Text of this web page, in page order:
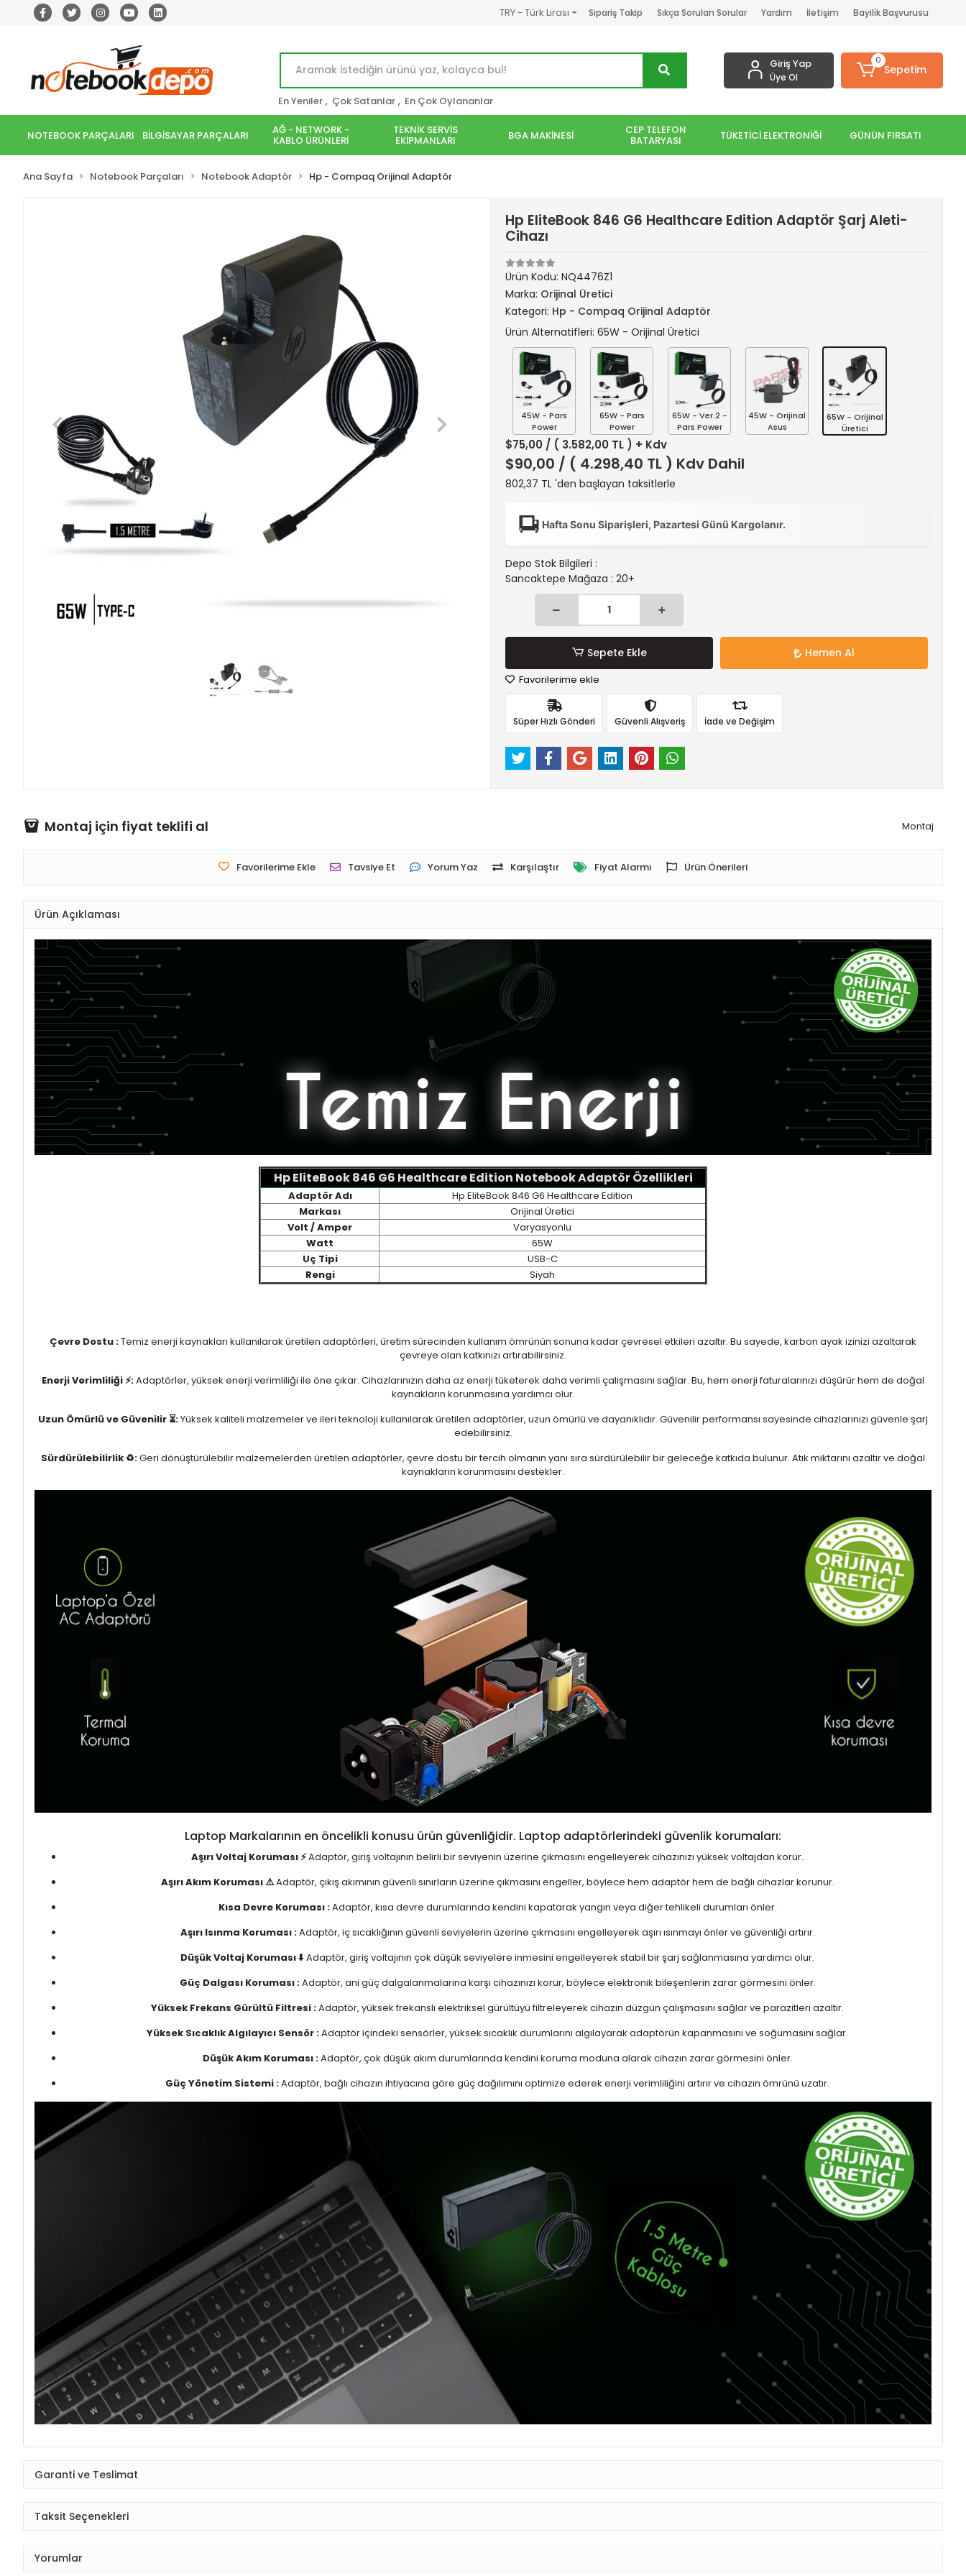
TRY - Türk Lirası Sipariş Takip Sıkça Sorulan Sorular Yardım İletişim Bayilik Başvurusu
En Yeniler , Çok Satanlar , En Çok Oylananlar
Giriş Yap
Üye Ol
0
Sepetim
NOTEBOOK PARÇALARI BİLGİSAYAR PARÇALARI AĞ - NETWORK -
KABLO ÜRÜNLERİ
TEKNİK SERVİS
EKİPMANLARI BGA MAKİNESİ CEP TELEFON
BATARYASI TÜKETİCİ ELEKTRONİĞİ GÜNÜN FIRSATI
Ana Sayfa Notebook Parçaları Notebook Adaptör Hp - Compaq Orijinal Adaptör
Hp EliteBook 846 G6 Healthcare Edition Adaptör Şarj Aleti-
Cihazı
Ürün Kodu: NQ4476Z1
Marka: Orijinal Üretici
Kategori: Hp - Compaq Orijinal Adaptör
Ürün Alternatifleri: 65W - Orijinal Üretici
45W - Pars
Power
65W - Pars
Power
65W - Ver.2 -
Pars Power
45W - Orijinal
Asus
65W - Orijinal
Üretici
$75,00 / ( 3.582,00 TL ) + Kdv
$90,00 / ( 4.298,40 TL ) Kdv Dahil
802,37 TL 'den başlayan taksitlerle
Hafta Sonu Siparişleri, Pazartesi Günü Kargolanır.
Depo Stok Bilgileri :
Sancaktepe Mağaza : 20+
Sepete Ekle Hemen Al
Favorilerime ekle
Süper Hızlı Gönderi Güvenli Alışveriş İade ve Değişim
Montaj için fiyat teklifi al Montaj
Favorilerime Ekle Tavsiye Et Yorum Yaz Karşılaştır Fiyat Alarmı Ürün Önerileri
Ürün Açıklaması
Hp EliteBook 846 G6 Healthcare Edition Notebook Adaptör Özellikleri
Adaptör Adı
Hp EliteBook 846 G6 Healthcare Edition
Markası
Orijinal Üretici
Volt / Amper
Varyasyonlu
Watt
65W
Uç Tipi
USB-C
Rengi
Siyah
Çevre Dostu :Temiz enerji kaynakları kullanılarak üretilen adaptörleri, üretim sürecinden kullanım ömrünün sonuna kadar çevresel etkileri azaltır. Bu sayede, karbon ayak izinizi azaltarak
çevreye olan katkınızı artırabilirsiniz.
Enerji Verimliliği ⚡:Adaptörler, yüksek enerji verimliliği ile öne çıkar. Cihazlarınızın daha az enerji tüketerek daha verimli çalışmasını sağlar. Bu, hem enerji faturalarınızı düşürür hem de doğal
kaynakların korunmasına yardımcı olur.
Uzun Ömürlü ve Güvenilir ⏳:Yüksek kaliteli malzemeler ve ileri teknoloji kullanılarak üretilen adaptörler, uzun ömürlü ve dayanıklıdır. Güvenilir performansı sayesinde cihazlarınızı güvenle şarj
edebilirsiniz.
Sürdürülebilirlik ♻️:Geri dönüştürülebilir malzemelerden üretilen adaptörler, çevre dostu bir tercih olmanın yanı sıra sürdürülebilir bir geleceğe katkıda bulunur. Atık miktarını azaltır ve doğal
kaynakların korunmasını destekler.
Laptop Markalarının en öncelikli konusu ürün güvenliğidir. Laptop adaptörlerindeki güvenlik korumaları:
Aşırı Voltaj Koruması ⚡Adaptör, giriş voltajının belirli bir seviyenin üzerine çıkmasını engelleyerek cihazınızı yüksek voltajdan korur.
Aşırı Akım Koruması ⚠️Adaptör, çıkış akımının güvenli sınırların üzerine çıkmasını engeller, böylece hem adaptör hem de bağlı cihazlar korunur.
Kısa Devre Koruması :Adaptör, kısa devre durumlarında kendini kapatarak yangın veya diğer tehlikeli durumları önler.
Aşırı Isınma Koruması :Adaptör, iç sıcaklığının güvenli seviyelerin üzerine çıkmasını engelleyerek aşırı ısınmayı önler ve güvenliği artırır.
Düşük Voltaj Koruması ⬇️Adaptör, giriş voltajının çok düşük seviyelere inmesini engelleyerek stabil bir şarj sağlanmasına yardımcı olur.
Güç Dalgası Koruması :Adaptör, ani güç dalgalanmalarına karşı cihazınızı korur, böylece elektronik bileşenlerin zarar görmesini önler.
Yüksek Frekans Gürültü Filtresi :Adaptör, yüksek frekanslı elektriksel gürültüyü filtreleyerek cihazın düzgün çalışmasını sağlar ve parazitleri azaltır.
Yüksek Sıcaklık Algılayıcı Sensör :Adaptör içindeki sensörler, yüksek sıcaklık durumlarını algılayarak adaptörün kapanmasını ve soğumasını sağlar.
Düşük Akım Koruması :Adaptör, çok düşük akım durumlarında kendini koruma moduna alarak cihazın zarar görmesini önler.
Güç Yönetim Sistemi :Adaptör, bağlı cihazın ihtiyacına göre güç dağılımını optimize ederek enerji verimliliğini artırır ve cihazın ömrünü uzatır.
Garanti ve Teslimat
Taksit Seçenekleri
Yorumlar